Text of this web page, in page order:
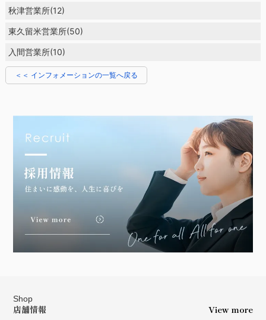
秋津営業所(12)
東久留米営業所(50)
入間営業所(10)
＜＜ インフォメーションの一覧へ戻る
Shop
店舗情報 View more